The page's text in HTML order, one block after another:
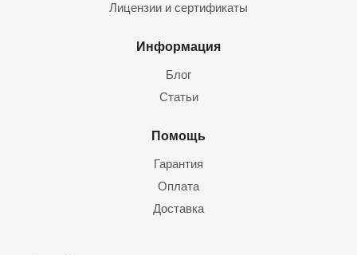
Лицензии и сертификаты
Информация
Блог
Статьи
Помощь
Гарантия
Оплата
Доставка